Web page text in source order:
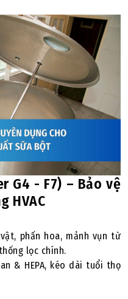
G4 - F7) – Bảo vệ
HVAC
phấn hoa, mảnh vụn từ
lọc chính.
& HEPA, kéo dài tuổi thọ